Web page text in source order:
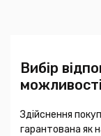
Вибір
Здійснення
гарантована як